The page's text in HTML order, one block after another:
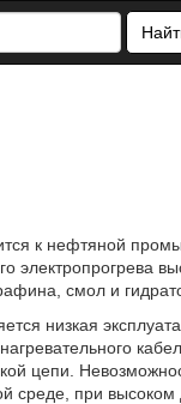
к нефтяной
электропрогрева
смол и
низкая
цепи.
среде, при